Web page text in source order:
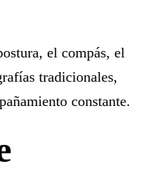
el compás, el
tradicionales,
constante.